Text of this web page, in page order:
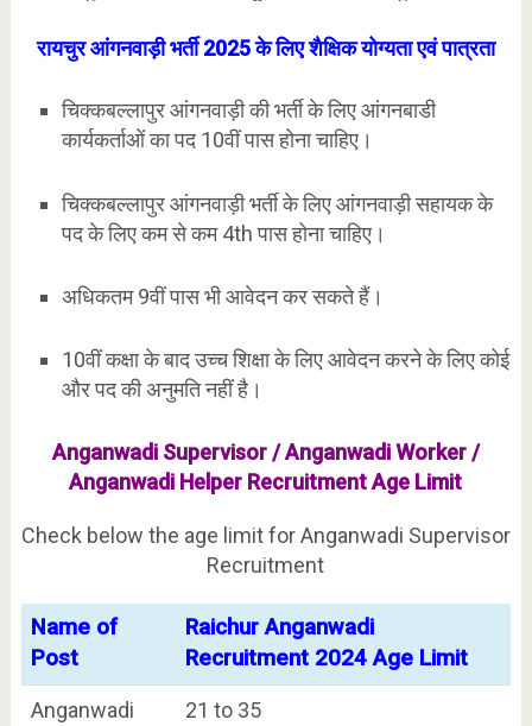
रायचुर आंगनवाड़ी भर्ती 2025 के लिए शैक्षिक योग्यता एवं पात्रता
चिक्कबल्लापुर आंगनवाड़ी की भर्ती के लिए आंगनबाडी
कार्यकर्ताओं का पद 10वीं पास होना चाहिए।
चिक्कबल्लापुर आंगनवाड़ी भर्ती के लिए आंगनवाड़ी सहायक के
पद के लिए कम से कम 4th पास होना चाहिए।
अधिकतम 9वीं पास भी आवेदन कर सकते हैं।
10वीं कक्षा के बाद उच्च शिक्षा के लिए आवेदन करने के लिए कोई
और पद की अनुमति नहीं है।
Anganwadi Supervisor / Anganwadi Worker /
Anganwadi Helper Recruitment Age Limit
Check below the age limit for Anganwadi Supervisor
Recruitment
Name of
Post
Raichur Anganwadi
Recruitment 2024 Age Limit
Anganwadi
21 to 35